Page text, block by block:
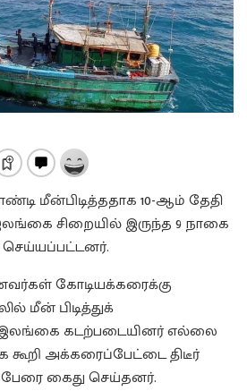
மீன்பிடித்ததாக 10-ஆம் தேதி
சிறையில் இருந்த 9 நாகை
கோடியக்கரைக்கு
மீன் பிடித்துக்
கடற்படையினர் எல்லை
கூறி அக்கரைப்பேட்டை திடீர்
கைது செய்தனர்.